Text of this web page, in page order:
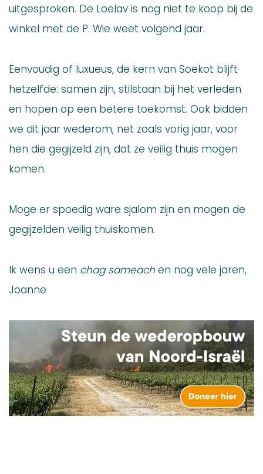
uitgesproken. De Loelav is nog niet te koop bij de
winkel met de P. Wie weet volgend jaar.
Eenvoudig of luxueus, de kern van Soekot blijft
hetzelfde: samen zijn, stilstaan bij het verleden
en hopen op een betere toekomst. Ook bidden
we dit jaar wederom, net zoals vorig jaar, voor
hen die gegijzeld zijn, dat ze veilig thuis mogen
komen.
Moge er spoedig ware sjalom zijn en mogen de
gegijzelden veilig thuiskomen.
Ik wens u een chag sameach en nog vele jaren,
Joanne